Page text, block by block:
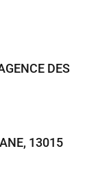
DES
13015